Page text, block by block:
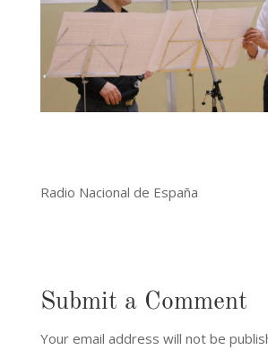
Radio Nacional de España
Submit a Comment
Your email address will not be